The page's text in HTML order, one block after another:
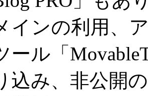
インの利用、
ール「
込み、非公開